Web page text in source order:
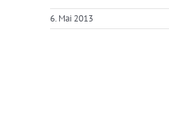
6. Mai 2013